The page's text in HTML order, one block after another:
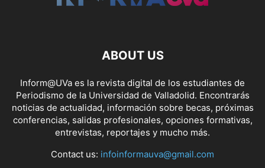
ABOUT US
Inform@UVa es la revista digital de los estudiantes de
Periodismo de la Universidad de Valladolid. Encontrarás
noticias de actualidad, información sobre becas, próximas
conferencias, salidas profesionales, opciones formativas,
entrevistas, reportajes y mucho más.
Contact us: infoinformauva@gmail.com